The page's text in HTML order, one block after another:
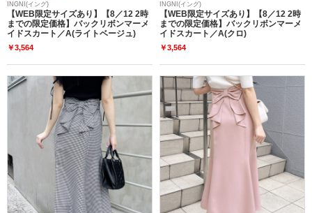
INGNI(イング)
【WEB限定サイズあり】【8／12 2時
までの限定価格】バックリボンマーメ
イドスカート／A(ライトベージュ)
￥3,564
INGNI(イング)
【WEB限定サイズあり】【8／12 2時
までの限定価格】バックリボンマーメ
イドスカート／A(クロ)
￥3,564